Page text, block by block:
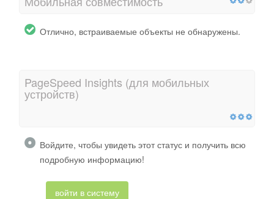
Отлично, встраиваемые объекты не обнаружены.
PageSpeed ​​Insights (для мобильных
устройств)
Войдите, чтобы увидеть этот статус и получить всю
подробную информацию!
войти в систему